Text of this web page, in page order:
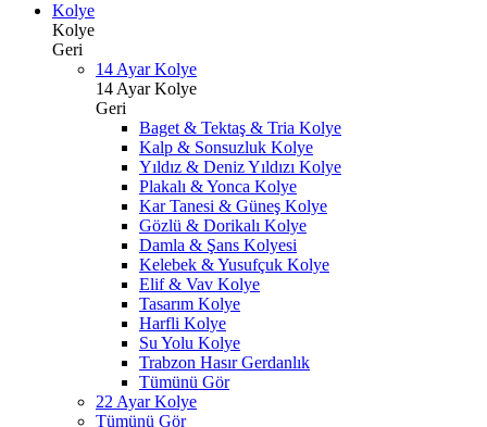
Kolye
Kolye
Geri
14 Ayar Kolye
14 Ayar Kolye
Geri
Baget & Tektaş & Tria Kolye
Kalp & Sonsuzluk Kolye
Yıldız & Deniz Yıldızı Kolye
Plakalı & Yonca Kolye
Kar Tanesi & Güneş Kolye
Gözlü & Dorikalı Kolye
Damla & Şans Kolyesi
Kelebek & Yusufçuk Kolye
Elif & Vav Kolye
Tasarım Kolye
Harfli Kolye
Su Yolu Kolye
Trabzon Hasır Gerdanlık
Tümünü Gör
22 Ayar Kolye
Tümünü Gör